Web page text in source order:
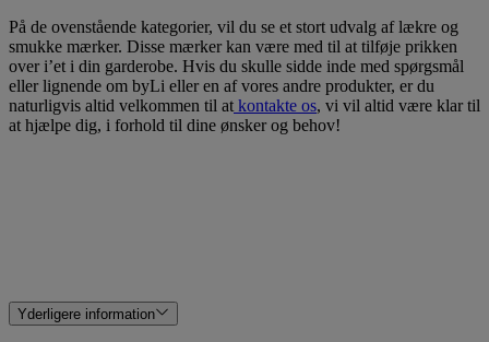
På de ovenstående kategorier, vil du se et stort udvalg af lækre og
smukke mærker. Disse mærker kan være med til at tilføje prikken
over i’et i din garderobe. Hvis du skulle sidde inde med spørgsmål
eller lignende om byLi eller en af vores andre produkter, er du
naturligvis altid velkommen til at kontakte os, vi vil altid være klar til
at hjælpe dig, i forhold til dine ønsker og behov!
Yderligere information